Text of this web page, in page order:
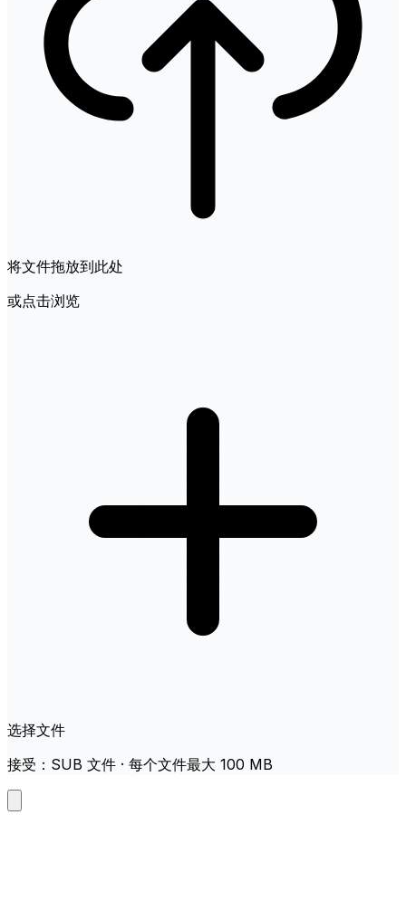
将文件拖放到此处
或点击浏览
选择文件
接受：SUB 文件 · 每个文件最大 100 MB